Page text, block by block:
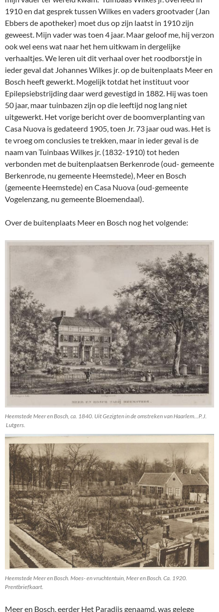
1910 en dat gesprek tussen Wilkes en vaders grootvader (Jan
Ebbers de apotheker) moet dus op zijn laatst in 1910 zijn
geweest. Mijn vader was toen 4 jaar. Maar geloof me, hij verzon
ook wel eens wat naar het hem uitkwam in dergelijke
verhaaltjes. We leren uit dit verhaal over het roodborstje in
ieder geval dat Johannes Wilkes jr. op de buitenplaats Meer en
Bosch heeft gewerkt. Mogelijk totdat het instituut voor
Epilepsiebstrijding daar werd gevestigd in 1882. Hij was toen
50 jaar, maar tuinbazen zijn op die leeftijd nog lang niet
uitgewerkt. Het vorige bericht over de boomverplanting van
Casa Nuova is gedateerd 1905, toen Jr. 73 jaar oud was. Het is
te vroeg om conclusies te trekken, maar in ieder geval is de
naam van Tuinbaas Wilkes jr. (1832-1910) tot heden
verbonden met de buitenplaatsen Berkenrode (oud- gemeente
Berkenrode, nu gemeente Heemstede), Meer en Bosch
(gemeente Heemstede) en Casa Nuova (oud-gemeente
Vogelenzang, nu gemeente Bloemendaal).
Over de buitenplaats Meer en Bosch nog het volgende:
Heemstede Meer en Bosch, ca. 1840. Uit Gezigten in de omstreken van Haarlem…P.J.
Lutgers.
Heemstede Meer en Bosch. Moes- en vruchtentuin, Meer en Bosch. Ca. 1920.
Prentbriefkaart.
Meer en Bosch, eerder Het Paradijs genaamd, was gelege